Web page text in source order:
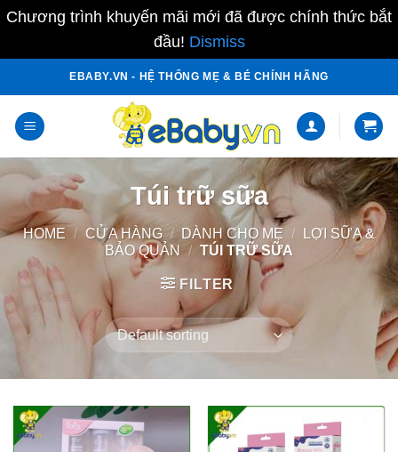
Chương trình khuyến mãi mới đã được chính thức bắt
đầu! Dismiss
content
EBABY.VN - HỆ THỐNG MẸ & BÉ CHÍNH HÃNG
Túi trữ sữa
HOME / CỬA HÀNG / DÀNH CHO MẸ /
LỢI SỮA &
BẢO QUẢN
/ TÚI TRỮ SỮA
FILTER